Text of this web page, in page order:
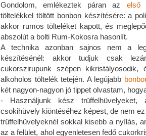
Gondolom, emlékeztek páran az első
töltelékkel töltött bonbon készítésére: a
akkor rumos tölteléket kapott, és
abszolút a bolti Rum-Kokosra hasonlít.
A technika azonban sajnos nem a
készítésénél: akkor tudjuk csak
cukorszirupunk szépen
alkoholos töltelék tetején. A legújabb
két nagyon-nagyon jó tippet olvastam,
- Használjunk kész
csokihüvely kiöntéséhez képest, de nem
trüffelhüvelyeknél sokkal kisebb a nyílás,
az a felület, ahol egyenletesen fedő